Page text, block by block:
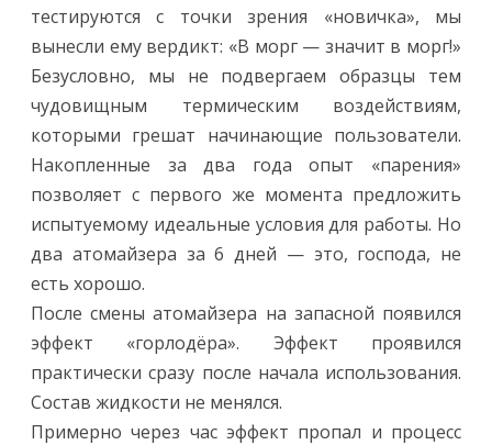
тестируются с точки зрения «новичка», мы
вынесли ему вердикт: «В морг — значит в морг!»
Безусловно, мы не подвергаем образцы тем
чудовищным термическим воздействиям,
которыми грешат начинающие пользователи.
Накопленные за два года опыт «парения»
позволяет с первого же момента предложить
испытуемому идеальные условия для работы. Но
два атомайзера за 6 дней — это, господа, не
есть хорошо.
После смены атомайзера на запасной появился
эффект «горлодёра». Эффект проявился
практически сразу после начала использования.
Состав жидкости не менялся.
Примерно через час эффект пропал и процесс